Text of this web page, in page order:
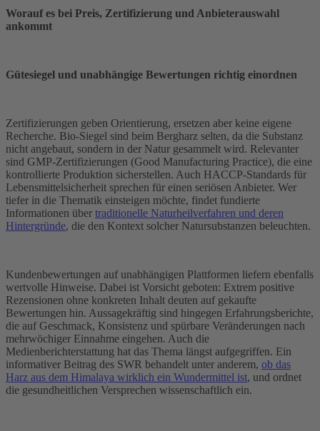
Worauf es bei Preis, Zertifizierung und Anbieterauswahl
ankommt
Gütesiegel und unabhängige Bewertungen richtig einordnen
Zertifizierungen geben Orientierung, ersetzen aber keine eigene
Recherche. Bio-Siegel sind beim Bergharz selten, da die Substanz
nicht angebaut, sondern in der Natur gesammelt wird. Relevanter
sind GMP-Zertifizierungen (Good Manufacturing Practice), die eine
kontrollierte Produktion sicherstellen. Auch HACCP-Standards für
Lebensmittelsicherheit sprechen für einen seriösen Anbieter. Wer
tiefer in die Thematik einsteigen möchte, findet fundierte
Informationen über traditionelle Naturheilverfahren und deren
Hintergründe, die den Kontext solcher Natursubstanzen beleuchten.
Kundenbewertungen auf unabhängigen Plattformen liefern ebenfalls
wertvolle Hinweise. Dabei ist Vorsicht geboten: Extrem positive
Rezensionen ohne konkreten Inhalt deuten auf gekaufte
Bewertungen hin. Aussagekräftig sind hingegen Erfahrungsberichte,
die auf Geschmack, Konsistenz und spürbare Veränderungen nach
mehrwöchiger Einnahme eingehen. Auch die
Medienberichterstattung hat das Thema längst aufgegriffen. Ein
informativer Beitrag des SWR behandelt unter anderem, ob das
Harz aus dem Himalaya wirklich ein Wundermittel ist, und ordnet
die gesundheitlichen Versprechen wissenschaftlich ein.